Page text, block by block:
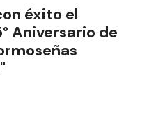
éxito el
Aniversario de